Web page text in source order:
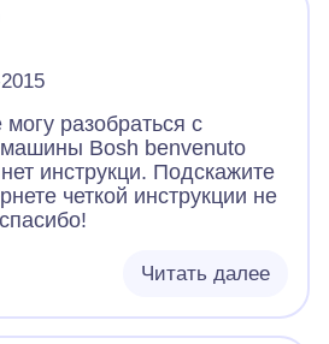
разобраться с
Bosh benvenuto
инструкци. Подскажите
четкой инструкции не
Читать далее